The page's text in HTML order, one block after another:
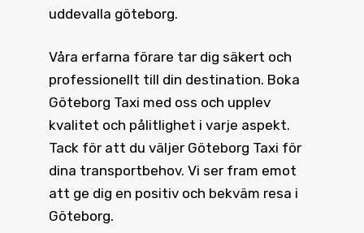
uddevalla göteborg.
Våra erfarna förare tar dig säkert och
professionellt till din destination. Boka
Göteborg Taxi med oss och upplev
kvalitet och pålitlighet i varje aspekt.
Tack för att du väljer Göteborg Taxi för
dina transportbehov. Vi ser fram emot
att ge dig en positiv och bekväm resa i
Göteborg.